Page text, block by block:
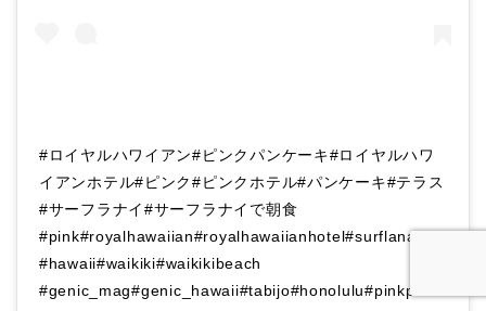
#ロイヤルハワイアン#ピンクパンケーキ#ロイヤルハワ
イアンホテル#ピンク#ピンクホテル#パンケーキ#テラス
#サーフラナイ#サーフラナイで朝食
#pink#royalhawaiian#royalhawaiianhotel#surflanai
#hawaii#waikiki#waikikibeach
#genic_mag#genic_hawaii#tabijo#honolulu#pinkpanc